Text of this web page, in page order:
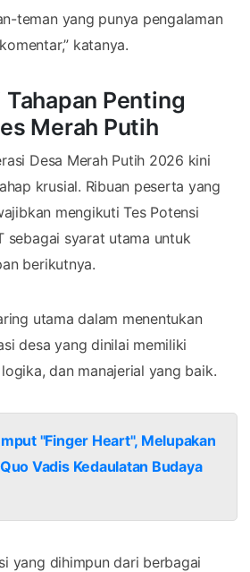
teman yang punya pengalaman
katanya.
Tahapan Penting
Merah Putih
Desa Merah Putih 2026 kini
krusial. Ribuan peserta yang
mengikuti Tes Potensi
sebagai syarat utama untuk
berikutnya.
utama dalam menentukan
desa yang dinilai memiliki
dan manajerial yang baik.
"Finger Heart", Melupakan
Vadis Kedaulatan Budaya
yang dihimpun dari berbagai